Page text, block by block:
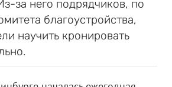
за него подрядчиков, по
благоустройства,
научить кронировать